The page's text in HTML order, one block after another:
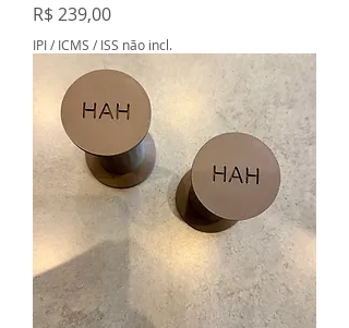
Preço
R$ 239,00
IPI / ICMS / ISS não incl.